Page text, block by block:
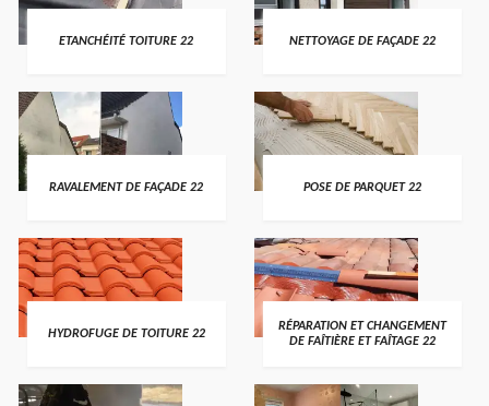
ETANCHÉITÉ TOITURE 22 NETTOYAGE DE FAÇADE 22
RAVALEMENT DE FAÇADE 22 POSE DE PARQUET 22
HYDROFUGE DE TOITURE 22
RÉPARATION ET CHANGEMENT
DE FAÎTIÈRE ET FAÎTAGE 22